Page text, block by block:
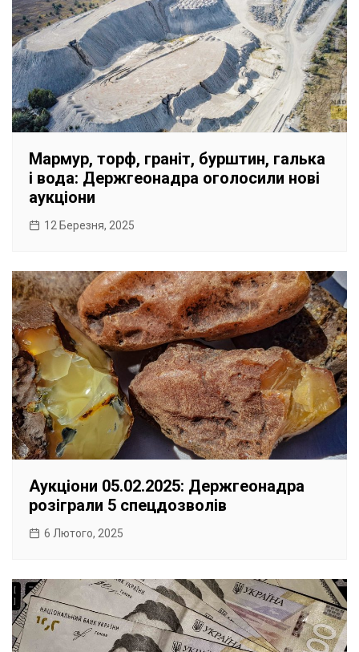
Мармур, торф, граніт, бурштин, галька
і вода: Держгеонадра оголосили нові
аукціони
12 Березня, 2025
Аукціони 05.02.2025: Держгеонадра
розіграли 5 спецдозволів
6 Лютого, 2025